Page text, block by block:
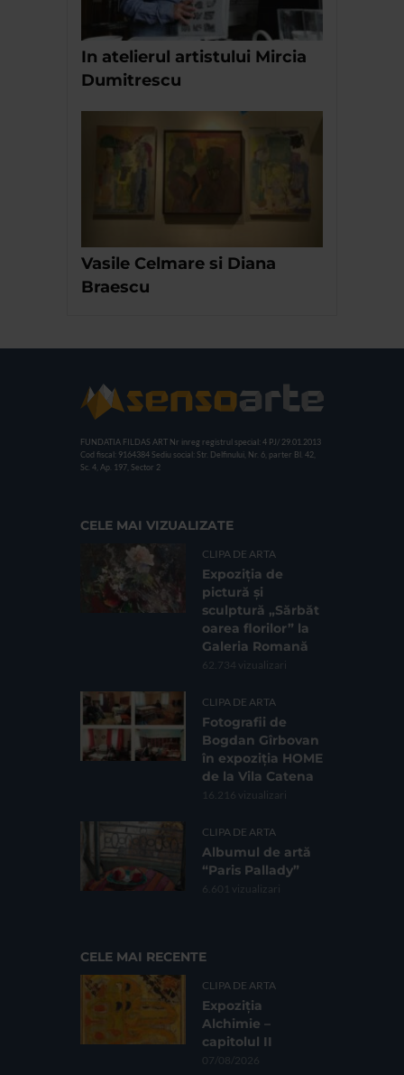
In atelierul artistului Mircia
Dumitrescu
Vasile Celmare si Diana
Braescu
FUNDATIA FILDAS ART Nr inreg registrul special: 4 PJ/ 29.01.2013
Cod fiscal: 9164384 Sediu social: Str. Delfinului, Nr. 6, parter Bl. 42,
Sc. 4, Ap. 197, Sector 2
CELE MAI VIZUALIZATE
CLIPA DE ARTA
Expoziția de
pictură și
sculptură „Sărbăt
oarea florilor” la
Galeria Romană
62.734 vizualizari
CLIPA DE ARTA
Fotografii de
Bogdan Gîrbovan
în expoziția HOME
de la Vila Catena
16.216 vizualizari
CLIPA DE ARTA
Albumul de artă
“Paris Pallady”
6.601 vizualizari
CELE MAI RECENTE
CLIPA DE ARTA
Expoziția
Alchimie –
capitolul II
07/08/2026